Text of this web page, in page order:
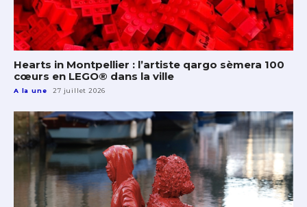
Hearts in Montpellier : l’artiste qargo sèmera 100
cœurs en LEGO® dans la ville
A la une 27 juillet 2026